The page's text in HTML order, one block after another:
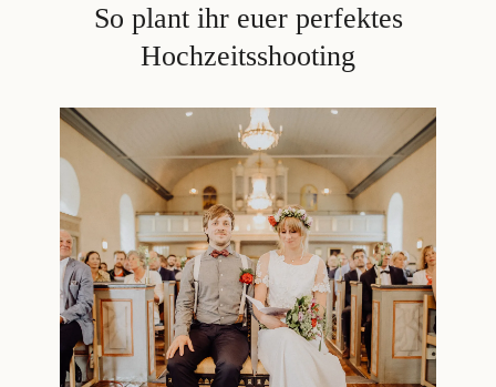
So plant ihr euer perfektes
Hochzeitsshooting